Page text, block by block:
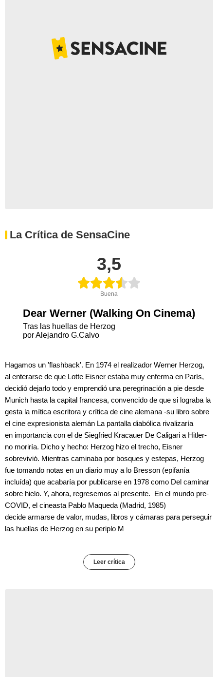
La Crítica de SensaCine
3,5
Buena
Dear Werner (Walking On Cinema)
Tras las huellas de Herzog
por Alejandro G.Calvo
Hagamos un 'flashback'. En 1974 el realizador Werner Herzog,
al enterarse de que Lotte Eisner estaba muy enferma en París,
decidió dejarlo todo y emprendió una peregrinación a pie desde
Munich hasta la capital francesa, convencido de que si lograba la
gesta la mítica escritora y crítica de cine alemana -su libro sobre
el cine expresionista alemán La pantalla diabólica rivalizaría
en importancia con el de Siegfried Kracauer De Caligari a Hitler-
no moriría. Dicho y hecho: Herzog hizo el trecho, Eisner
sobrevivió. Mientras caminaba por bosques y estepas, Herzog
fue tomando notas en un diario muy a lo Bresson (epifanía
incluída) que acabaría por publicarse en 1978 como Del caminar
sobre hielo. Y, ahora, regresemos al presente. En el mundo pre-
COVID, el cineasta Pablo Maqueda (Madrid, 1985)
decide armarse de valor, mudas, libros y cámaras para perseguir
las huellas de Herzog en su periplo M
Leer crítica